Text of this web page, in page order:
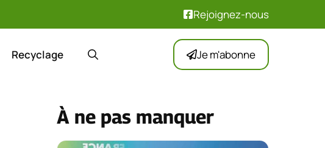
Rejoignez-nous
Recyclage Je m'abonne
À ne pas manquer